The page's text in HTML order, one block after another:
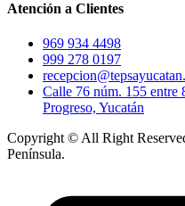
Atención a Clientes
969 934 4498
999 278 0197
Calle 76 núm. 155
Progreso, Yucatán
Copyright © All Right
Península.